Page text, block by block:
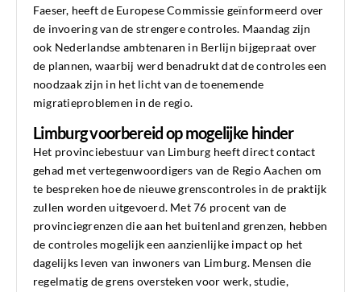
Faeser, heeft de Europese Commissie geïnformeerd over
de invoering van de strengere controles. Maandag zijn
ook Nederlandse ambtenaren in Berlijn bijgepraat over
de plannen, waarbij werd benadrukt dat de controles een
noodzaak zijn in het licht van de toenemende
migratieproblemen in de regio.
Limburg voorbereid op mogelijke hinder
Het provinciebestuur van Limburg heeft direct contact
gehad met vertegenwoordigers van de Regio Aachen om
te bespreken hoe de nieuwe grenscontroles in de praktijk
zullen worden uitgevoerd. Met 76 procent van de
provinciegrenzen die aan het buitenland grenzen, hebben
de controles mogelijk een aanzienlijke impact op het
dagelijks leven van inwoners van Limburg. Mensen die
regelmatig de grens oversteken voor werk, studie,